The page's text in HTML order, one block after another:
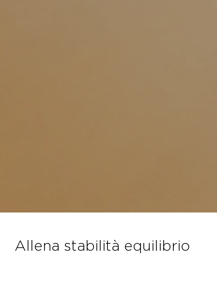
allena stabilità equilibrio